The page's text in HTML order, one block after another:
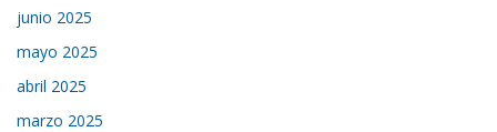
junio 2025
mayo 2025
abril 2025
marzo 2025